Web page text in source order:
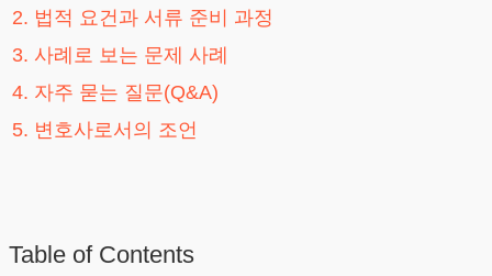
2. 법적 요건과 서류 준비 과정
3. 사례로 보는 문제 사례
4. 자주 묻는 질문(Q&A)
5. 변호사로서의 조언
Table of Contents